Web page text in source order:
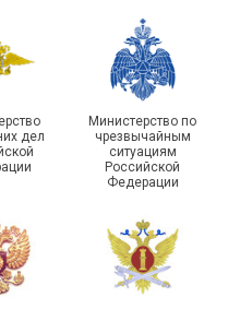
Подписано соглашение с
области
дел
Министерство по
чрезвычайным
ситуациям
Российской
Федерации